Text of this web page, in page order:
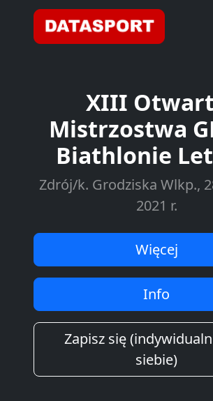
XIII
Mistrzostwa
Biathlonie
Zdrój/k. Grodziska Wlkp.,
2021 r.
Więcej
Info
Zapisz się
siebie)